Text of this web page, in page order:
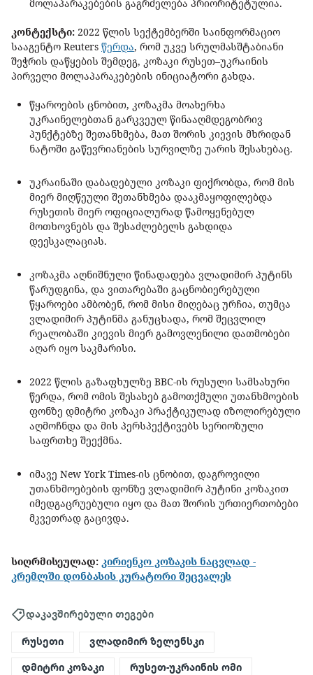
მოლაპარაკებების გაგრძელება პრიორიტეტულია.
კონტექსტი: 2022 წლის სექტემბერში საინფორმაციო
სააგენტო Reuters წერდა, რომ უკვე სრულმასშტაბიანი
შეჭრის დაწყების შემდეგ, კოზაკი რუსეთ–უკრაინის
პირველი მოლაპარაკებების ინიციატორი გახდა.
წყაროების ცნობით, კოზაკმა მოახერხა
უკრაინელებთან გარკვეულ წინააღმდეგობრივ
პუნქტებზე შეთანხმება, მათ შორის კიევის მხრიდან
ნატოში გაწევრიანების სურვილზე უარის შესახებაც.
უკრაინაში დაბადებული კოზაკი ფიქრობდა, რომ მის
მიერ მიღწეული შეთანხმება დააკმაყოფილებდა
რუსეთის მიერ ოფიციალურად წამოყენებულ
მოთხოვნებს და შესაძლებელს გახდიდა
დეესკალაციას.
კოზაკმა აღნიშნული წინადადება ვლადიმირ პუტინს
წარუდგინა, და ვითარებაში გაცნობიერებული
წყაროები ამბობენ, რომ მისი მიღებაც ურჩია, თუმცა
ვლადიმირ პუტინმა განუცხადა, რომ შეცვლილ
რეალობაში კიევის მიერ გამოვლენილი დათმობები
აღარ იყო საკმარისი.
2022 წლის გაზაფხულზე BBC-ის რუსული სამსახური
წერდა, რომ ომის შესახებ გამოთქმული უთანხმოების
ფონზე დმიტრი კოზაკი პრაქტიკულად იზოლირებული
აღმოჩნდა და მის პერსპექტივებს სერიოზული
საფრთხე შეექმნა.
იმავე New York Times-ის ცნობით, დაგროვილი
უთანხმოებების ფონზე ვლადიმირ პუტინი კოზაკით
იმედგაცრუებული იყო და მათ შორის ურთიერთობები
მკვეთრად გაცივდა.
სიღრმისეულად: კირიენკო კოზაკის ნაცვლად -
კრემლში დონბასის კურატორი შეცვალეს
დაკავშირებული თეგები
რუსეთი ვლადიმირ ზელენსკი
დმიტრი კოზაკი რუსეთ-უკრაინის ომი